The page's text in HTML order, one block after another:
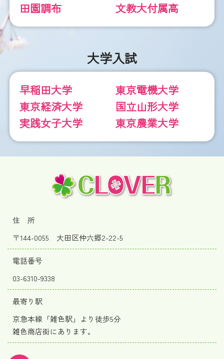
田園調布
文教大付属高
大学入試
早稲田大学
東京電機大学
東京経済大学
国立山形大学
実践女子大学
東京農業大学
住 所
〒144-0055 大田区仲六郷2-22-5
電話番号
03-6310-9338
最寄り駅
京急本線「雑色駅」より徒歩5分
雑色商店街にあります。